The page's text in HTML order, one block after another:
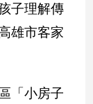
子理解傳
雄市客家
「小房子